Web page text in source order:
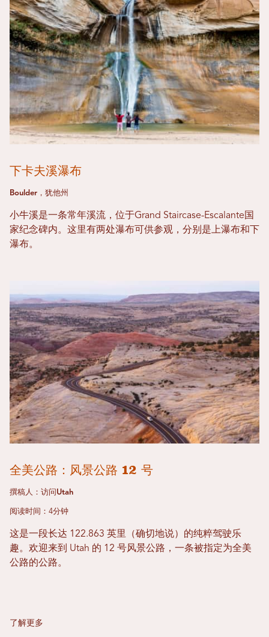
下卡夫溪瀑布
Boulder，犹他州
小牛溪是一条常年溪流，位于Grand Staircase-Escalante国
家纪念碑内。这里有两处瀑布可供参观，分别是上瀑布和下
瀑布。
全美公路：风景公路 12 号
撰稿人：访问Utah
阅读时间：4分钟
这是一段长达 122.863 英里（确切地说）的纯粹驾驶乐
趣。欢迎来到 Utah 的 12 号风景公路，一条被指定为全美
公路的公路。
了解更多